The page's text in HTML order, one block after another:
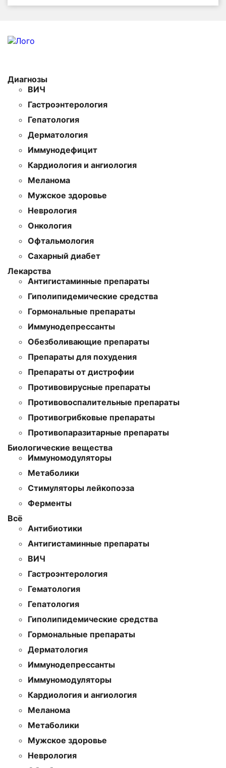
Диагнозы
ВИЧ
Гастроэнтерология
Гепатология
Дерматология
Иммунодефицит
Кардиология и ангиология
Меланома
Мужское здоровье
Неврология
Онкология
Офтальмология
Сахарный диабет
Лекарства
Антигистаминные препараты
Гиполипидемические средства
Гормональные препараты
Иммунодепрессанты
Обезболивающие препараты
Препараты для похудения
Препараты от дистрофии
Противовирусные препараты
Противовоспалительные препараты
Противогрибковые препараты
Противопаразитарные препараты
Биологические вещества
Иммуномодуляторы
Метаболики
Стимуляторы лейкопоэза
Ферменты
Всё
Антибиотики
Антигистаминные препараты
ВИЧ
Гастроэнтерология
Гематология
Гепатология
Гиполипидемические средства
Гормональные препараты
Дерматология
Иммунодепрессанты
Иммуномодуляторы
Кардиология и ангиология
Меланома
Метаболики
Мужское здоровье
Неврология